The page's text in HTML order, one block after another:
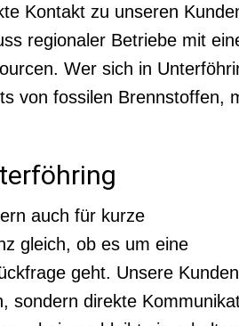
Kontakt zu unseren
regionaler Betriebe mit
Wer sich in
von fossilen Brennstoffen,
auch für kurze
gleich, ob es um eine
geht. Unsere Kunden
sondern direkte